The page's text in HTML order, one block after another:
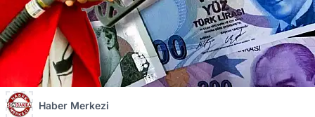
Haber Merkezi